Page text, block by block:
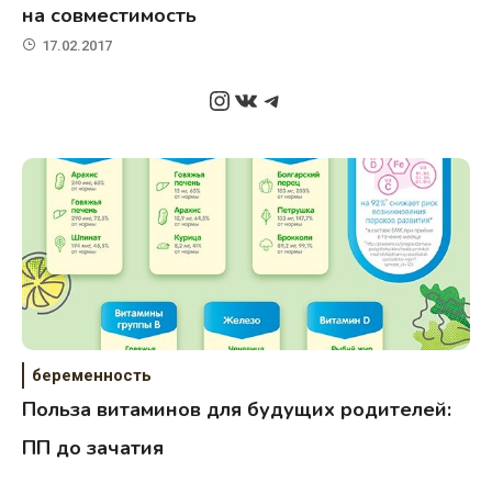
на совместимость
17.02.2017
Instagram
ВКонтакте
Telegram
беременность
Польза витаминов для будущих родителей:
ПП до зачатия